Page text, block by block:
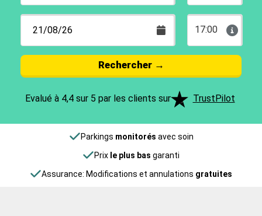
17:00
Rechercher→
Evalué à 4,4 sur 5 par les clients sur TrustPilot
Parkings monitorés avec soin
Prix le plus bas garanti
Assurance: Modifications et annulations gratuites